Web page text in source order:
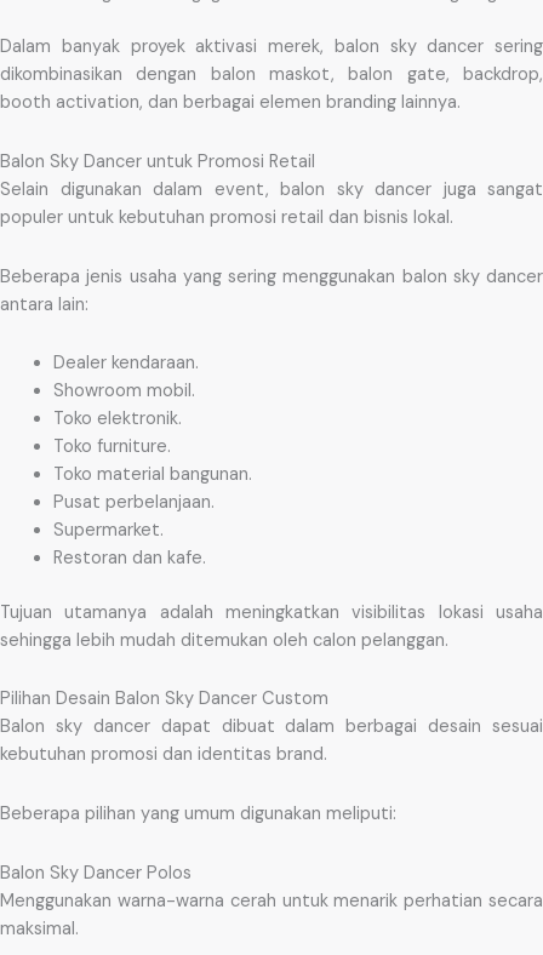
Dalam banyak proyek aktivasi merek, balon sky dancer sering
dikombinasikan dengan balon maskot, balon gate, backdrop,
booth activation, dan berbagai elemen branding lainnya.
Balon Sky Dancer untuk Promosi Retail
Selain digunakan dalam event, balon sky dancer juga sangat
populer untuk kebutuhan promosi retail dan bisnis lokal.
Beberapa jenis usaha yang sering menggunakan balon sky dancer
antara lain:
Dealer kendaraan.
Showroom mobil.
Toko elektronik.
Toko furniture.
Toko material bangunan.
Pusat perbelanjaan.
Supermarket.
Restoran dan kafe.
Tujuan utamanya adalah meningkatkan visibilitas lokasi usaha
sehingga lebih mudah ditemukan oleh calon pelanggan.
Pilihan Desain Balon Sky Dancer Custom
Balon sky dancer dapat dibuat dalam berbagai desain sesuai
kebutuhan promosi dan identitas brand.
Beberapa pilihan yang umum digunakan meliputi:
Balon Sky Dancer Polos
Menggunakan warna-warna cerah untuk menarik perhatian secara
maksimal.